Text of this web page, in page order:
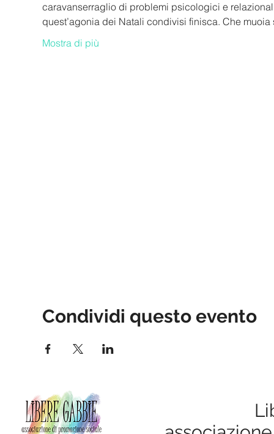
caravanserraglio di problemi psicologici e
quest’agonia dei Natali condivisi finisca. Che
Mostra di più
Condividi questo evento